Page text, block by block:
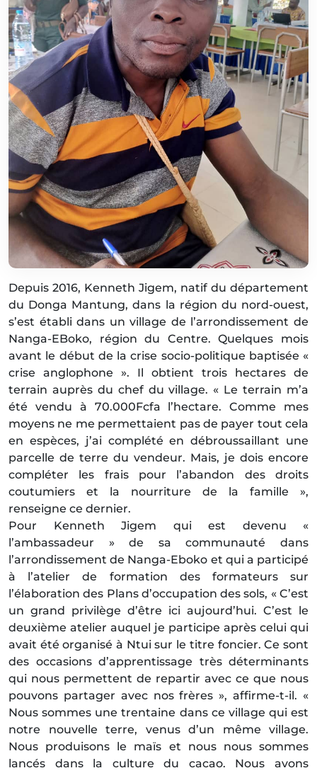
Depuis 2016, Kenneth Jigem, natif du département
du Donga Mantung, dans la région du nord-ouest,
s’est établi dans un village de l’arrondissement de
Nanga-EBoko, région du Centre. Quelques mois
avant le début de la crise socio-politique baptisée «
crise anglophone ». Il obtient trois hectares de
terrain auprès du chef du village. « Le terrain m’a
été vendu à 70.000Fcfa l’hectare. Comme mes
moyens ne me permettaient pas de payer tout cela
en espèces, j’ai complété en débroussaillant une
parcelle de terre du vendeur. Mais, je dois encore
compléter les frais pour l’abandon des droits
coutumiers et la nourriture de la famille »,
renseigne ce dernier.
Pour Kenneth Jigem qui est devenu «
l’ambassadeur » de sa communauté dans
l’arrondissement de Nanga-Eboko et qui a participé
à l’atelier de formation des formateurs sur
l’élaboration des Plans d’occupation des sols, « C’est
un grand privilège d’être ici aujourd’hui. C’est le
deuxième atelier auquel je participe après celui qui
avait été organisé à Ntui sur le titre foncier. Ce sont
des occasions d’apprentissage très déterminants
qui nous permettent de repartir avec ce que nous
pouvons partager avec nos frères », affirme-t-il. «
Nous sommes une trentaine dans ce village qui est
notre nouvelle terre, venus d’un même village.
Nous produisons le maïs et nous nous sommes
lancés dans la culture du cacao. Nous avons